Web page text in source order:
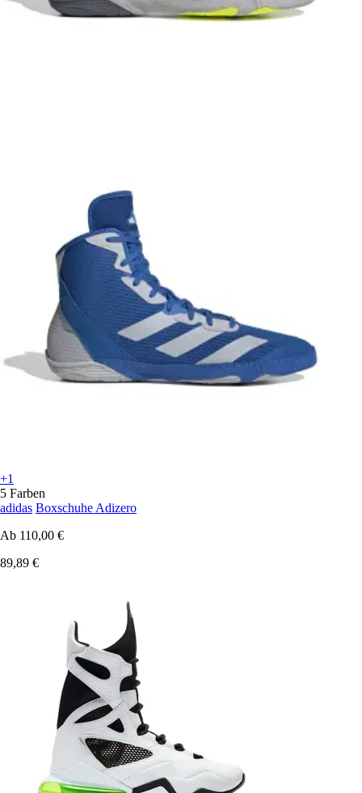
+1
5 Farben
adidas Boxschuhe Adizero
Ab 110,00 €
89,89 €